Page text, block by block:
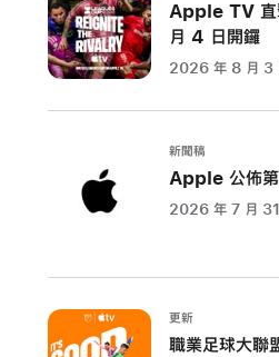
Mac
mini
只
價
格
宜
Apple TV 直
月 4 日開鑼
2026 年 8 月 3
新聞稿
Apple 公佈第
2026 年 7 月 31
更新
職業足球大